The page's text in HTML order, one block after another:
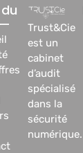
Trust&Cie
est un
cabinet
d’audit
spécialisé
dans la
sécurité
numérique.